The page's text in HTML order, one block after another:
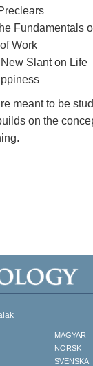
Fundamentals
Work
Slant on Life
meant to be
on the
MAGYAR
NORSK
SVENSKA